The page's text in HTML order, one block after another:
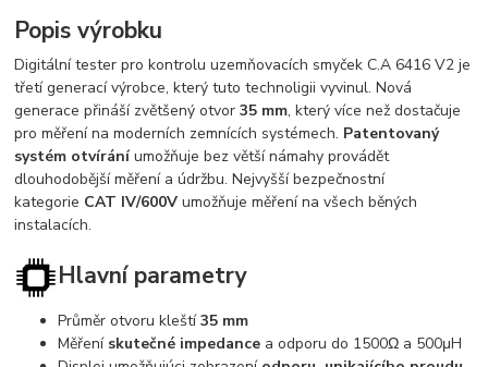
Popis výrobku
Digitální tester pro kontrolu uzemňovacích smyček C.A 6416 V2 je
třetí generací výrobce, který tuto technoligii vyvinul. Nová
generace přináší zvětšený otvor35 mm, který více než dostačuje
pro měření na moderních zemnících systémech. Patentovaný
systém otvíráníumožňuje bez větší námahy provádět
dlouhodobější měření a údržbu. Nejvyšší bezpečnostní
kategorie CAT IV/600Vumožňuje měření na všech běných
instalacích.
Hlavní parametry
Průměr otvoru kleští35 mm
Měření skutečné impedance a odporu do 1500Ω a 500μH